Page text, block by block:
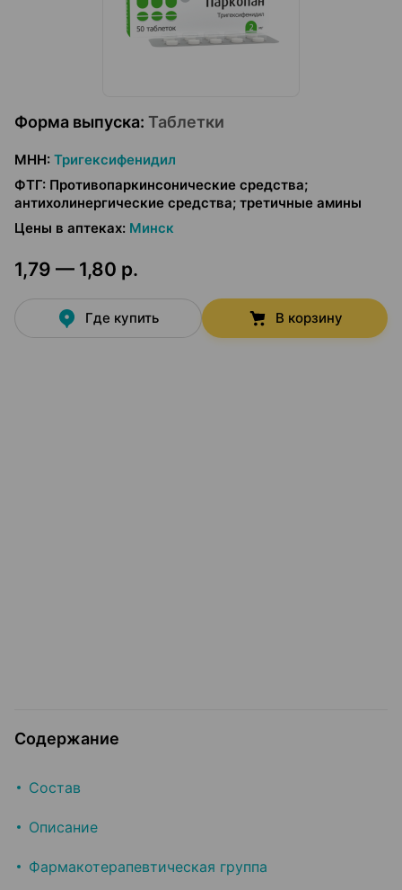
Форма выпуска: Таблетки
МНН: Тригексифенидил
ФТГ: Противопаркинсонические средства;
антихолинергические средства; третичные амины
Цены в аптеках: Минск
1,79 — 1,80 р.
Где купить В корзину
Содержание
Состав
Описание
Фармакотерапевтическая группа